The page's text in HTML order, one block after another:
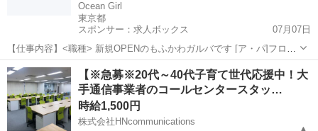
Ocean Girl
東京都
スポンサー：求人ボックス
07月07日
【仕事内容】<職種> 新規OPENのもふかわガルバです [ア・パ]フロア
レディ・カウンターレディ(ナイトワーク系)、コスチューム系その他
(ナイトワーク系)、クラブ・スナック系ホールスタッフ(ナイトワーク
系) <雇用形態> アルバイ...
アルバイト・パート
【※急募※20代～40代子育て世代応援中！大
手通信事業者のコールセンタースタッ…
時給1,500円
株式会社HNcommunications